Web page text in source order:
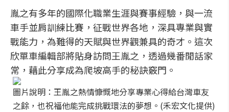
胤之有多年的國際化職業生涯與賽事經驗，與一流
車手並肩訓練比賽，征戰世界各地，深具專業與實
戰能力，為難得的天賦與世界觀兼具的奇才。這次
欣單車編輯部將貼身訪問王胤之，透過幾番閒話家
常，藉此分享成為爬坡高手的秘訣竅門。
圖片說明：王胤之熱情慷慨地分享專業心得給台灣車友
之餘，也祝福他能完成挑戰環法的夢想。(禾宏文化提供)